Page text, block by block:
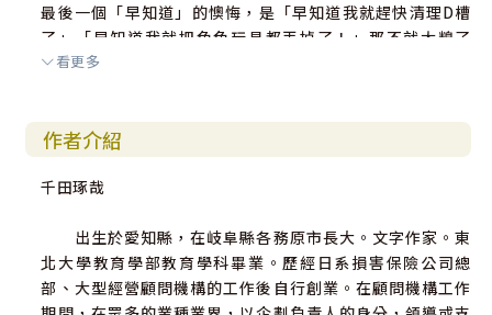
最後一個「早知道」的懊悔，是「早知道我就趕快清理D槽
了」「早知道我就把色色玩具都丟掉了！」那不就太糗了
嗎？
哲學家海德格說，向死而生。本書的作者千田琢哉也希
望可以提醒讀者：如果要活得快意無憾，就要先想好死亡這
後，那麼在結束之前，你該把自己、把生活，過成什麼樣
子。
看更多
作者介紹
千田琢哉
出生於愛知縣，在岐阜縣各務原市長大。文字作家。東
北大學教育學部教育學科畢業。歷經日系損害保險公司總
部、大型經營顧問機構的工作後自行創業。在顧問機構工作